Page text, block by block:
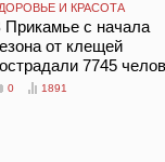
И КРАСОТА
Прикамье с начала
от клещей
7745
0 1891